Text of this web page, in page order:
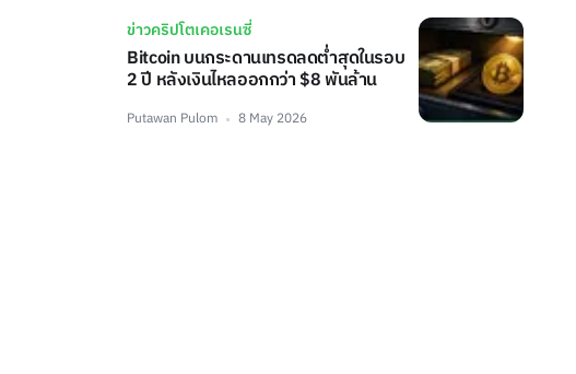
ข่าวคริปโตเคอเรนซี่
Bitcoin บนกระดานเทรดลดต่ำสุดในรอบ
2 ปี หลังเงินไหลออกกว่า $8 พันล้าน
Putawan Pulom 8 May 2026